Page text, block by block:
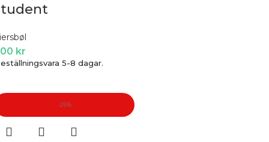
kr
5-8 dagar.
-25%